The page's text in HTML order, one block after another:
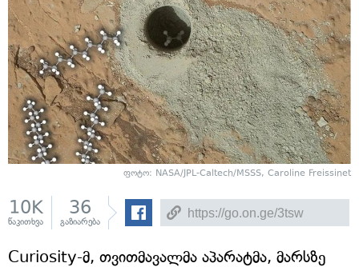
ფოტო: NASA/JPL-Caltech/MSSS, Caroline Freissinet
10K
წაკითხვა
36
გაზიარება
Curiosity-მ, თვითმავალმა აპარატმა, მარსზე